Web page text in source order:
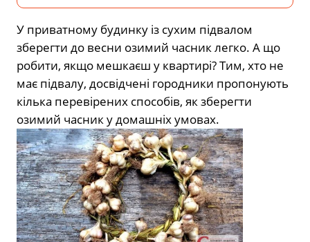
У приватному будинку із сухим підвалом
зберегти до весни озимий часник легко. А що
робити, якщо мешкаєш у квартирі? Тим, хто не
має підвалу, досвідчені городники пропонують
кілька перевірених способів, як зберегти
озимий часник у домашніх умовах.